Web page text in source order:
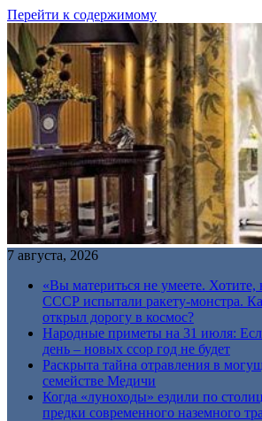
Перейти к содержимому
7 августа, 2026
«Вы материться не умеете. Хотите,
СССР испытали ракету-монстра.
открыл дорогу в космос?
Народные приметы на 31 июля:
день – новых ссор год не будет
Раскрыта тайна отравления в
семействе Медичи
Когда «луноходы» ездили по
предки современного наземного